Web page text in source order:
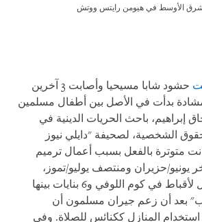
الأوسط في هيومن رايتس ووتش
حشود شابا مسيحيا وأصابت 3 آخرين
بدأت في الأصل بين أطفال مسلمين
إبراهيم، باحث الحريات الدينية في
الشخصية، لصحيفة "دايلي نيوز
متوترة بالفعل بسبب أعمال ترميم
يونيو/حزيران ومنتصف يوليو/تموز،
حشود 4 منازل لأقباط في كوم اللوفي و6 بنايات بينها
بعد أن زعم جيران مسلمون أن
المنازل ككنائس للصلاة. وفي